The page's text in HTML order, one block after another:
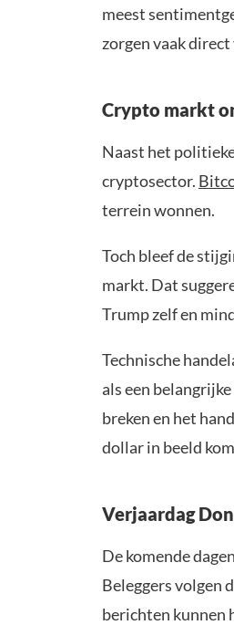
meest
zorgen vaak
Crypto markt
Naast het
cryptosector.
terrein wonnen.
Toch bleef de
markt. Dat
Trump zelf en
Technische
als een
breken en het
dollar in beeld
Verjaardag
De komende
Beleggers volgen
berichten kunnen